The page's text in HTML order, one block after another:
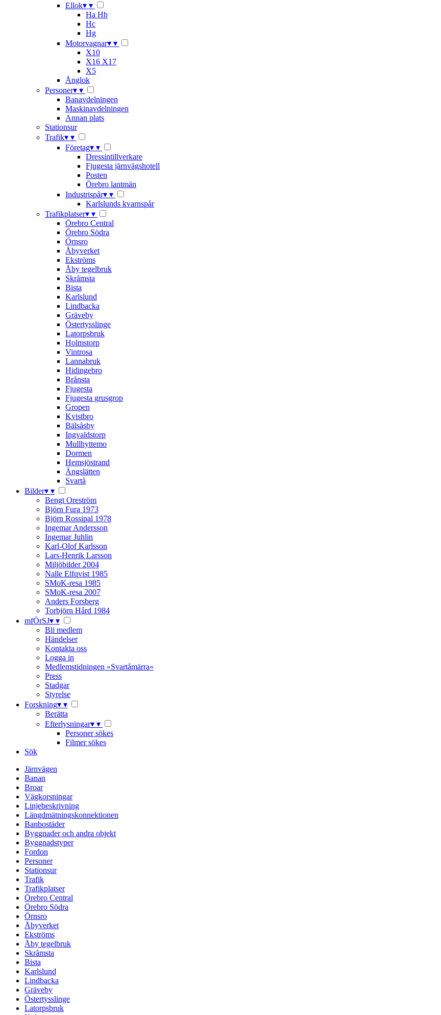
Ellok▾ ▾
Ha Hb
Hc
Hg
Motorvagnar▾ ▾
X10
X16 X17
X5
Ånglok
Personer▾ ▾
Banavdelningen
Maskinavdelningen
Annan plats
Stationsur
Trafik▾ ▾
Företag▾ ▾
Dressintillverkare
Fjugesta järnvägshotell
Posten
Örebro lantmän
Industrispår▾ ▾
Karlslunds kvarnspår
Trafikplatser▾ ▾
Örebro Central
Örebro Södra
Örnsro
Åbyverket
Ekströms
Åby tegelbruk
Skråmsta
Bista
Karlslund
Lindbacka
Gräveby
Östertysslinge
Latorpsbruk
Holmstorp
Vintrosa
Lannabruk
Hidingebro
Brånsta
Fjugesta
Fjugesta grusgrop
Gropen
Kvistbro
Bälsåsby
Ingvaldstorp
Mullhyttemo
Dormen
Hemsjöstrand
Ängslätten
Svartå
Bilder▾ ▾
Bengt Oreström
Björn Fura 1973
Björn Rossipal 1978
Ingemar Andersson
Ingemar Juhlin
Karl-Olof Karlsson
Lars-Henrik Larsson
Miljöbilder 2004
Nalle Elfqvist 1985
SMoK-resa 1985
SMoK-resa 2007
Anders Forsberg
Torbjörn Hård 1984
mfÖrSJ▾ ▾
Bli medlem
Händelser
Kontakta oss
Logga in
Medlemstidningen »Svartåmärra«
Press
Stadgar
Styrelse
Forskning▾ ▾
Berätta
Efterlysningar▾ ▾
Personer sökes
Filmer sökes
Sök
Järnvägen
Banan
Broar
Vägkorsningar
Linjebeskrivning
Längdmätningskonnektionen
Banbostäder
Byggnader och andra objekt
Byggnadstyper
Fordon
Personer
Stationsur
Trafik
Trafikplatser
Örebro Central
Örebro Södra
Örnsro
Åbyverket
Ekströms
Åby tegelbruk
Skråmsta
Bista
Karlslund
Lindbacka
Gräveby
Östertysslinge
Latorpsbruk